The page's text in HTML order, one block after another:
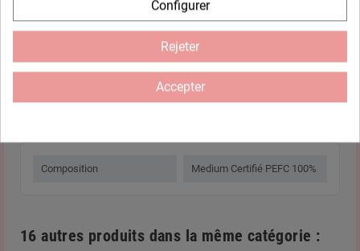
tout en laissant libre cours à sa créativité. Que vous soyez
débutant ou expérimenté, chaque création devient un moment de
plaisir et d’évasion, avec une œuvre décorative élégante et
Composition Medium Certifié PEFC 100%
16 autres produits dans la même catégorie :
Configurer
Rejeter
Accepter